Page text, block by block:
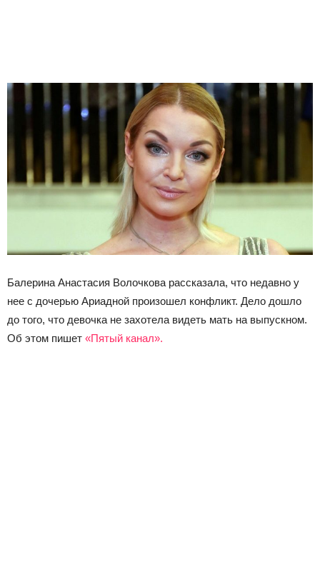
Балерина Анастасия Волочкова рассказала, что недавно у
нее с дочерью Ариадной произошел конфликт. Дело дошло
до того, что девочка не захотела видеть мать на выпускном.
Об этом пишет «Пятый канал».